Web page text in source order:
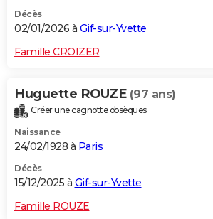
Décès
02/01/2026 à Gif-sur-Yvette
Famille CROIZER
Huguette ROUZE (97 ans)
Créer une cagnotte obsèques
Naissance
24/02/1928 à Paris
Décès
15/12/2025 à Gif-sur-Yvette
Famille ROUZE